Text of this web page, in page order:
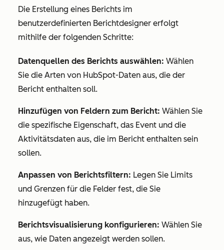
Die Erstellung eines Berichts im
benutzerdefinierten Berichtdesigner erfolgt
mithilfe der folgenden Schritte:
Datenquellen des Berichts auswählen: Wählen
Sie die Arten von HubSpot-Daten aus, die der
Bericht enthalten soll.
Hinzufügen von Feldern zum Bericht: Wählen Sie
die spezifische Eigenschaft, das Event und die
Aktivitätsdaten aus, die im Bericht enthalten sein
sollen.
Anpassen von Berichtsfiltern: Legen Sie Limits
und Grenzen für die Felder fest, die Sie
hinzugefügt haben.
Berichtsvisualisierung konfigurieren: Wählen Sie
aus, wie Daten angezeigt werden sollen.